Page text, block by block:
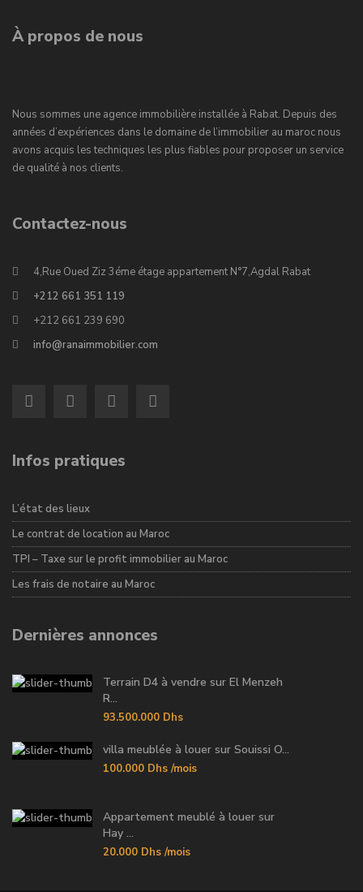
À propos de nous
Nous sommes une agence immobilière installée à Rabat. Depuis des
années d’expériences dans le domaine de l’immobilier au maroc nous
avons acquis les techniques les plus fiables pour proposer un service
de qualité à nos clients.
Contactez-nous
4,Rue Oued Ziz 3éme étage appartement N°7,Agdal Rabat
+212 661 351 119
+212 661 239 690
info@ranaimmobilier.com
Infos pratiques
L’état des lieux
Le contrat de location au Maroc
TPI – Taxe sur le profit immobilier au Maroc
Les frais de notaire au Maroc
Dernières annonces
Terrain D4 à vendre sur El Menzeh
R...
93.500.000 Dhs
villa meublée à louer sur Souissi O...
100.000 Dhs /mois
Appartement meublé à louer sur
Hay ...
20.000 Dhs /mois